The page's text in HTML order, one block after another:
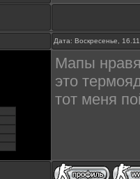
Дата: Воскресенье,
Мапы
это
тот меня